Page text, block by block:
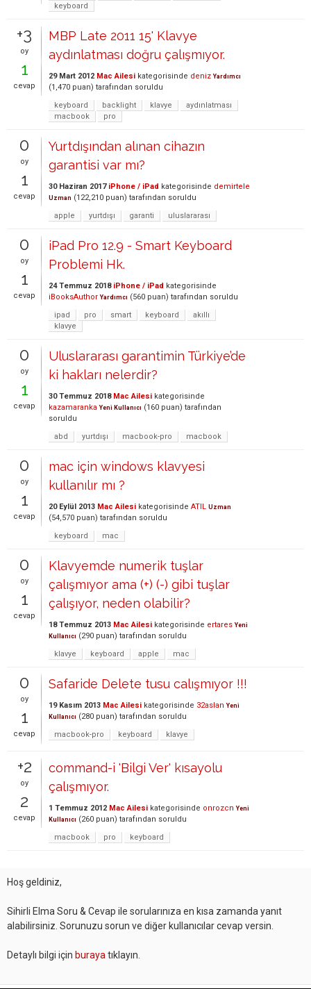
keyboard
+3
oy
1
cevap
MBP Late 2011 15' Klavye
aydınlatması doğru çalışmıyor.
29 Mart 2012 Mac Ailesi kategorisinde deniz Yardımcı
(1,470 puan) tarafından soruldu
keyboard
backlight klavye
aydınlatması
macbook
pro
0
oy
1
cevap
Yurtdışından alınan cihazın
garantisi var mı?
30 Haziran 2017 iPhone / iPad kategorisinde demirtele
Uzman (122,210 puan) tarafından soruldu
apple
yurtdışı garanti uluslararası
0
oy
1
cevap
iPad Pro 12.9 - Smart Keyboard
Problemi Hk.
24 Temmuz 2018 iPhone / iPad kategorisinde
iBooksAuthor Yardımcı (560 puan) tarafından soruldu
ipad
pro smart keyboard
akıllı
klavye
0
oy
1
cevap
Uluslararası garantimin Türkiye’de
ki hakları nelerdir?
30 Temmuz 2018 Mac Ailesi kategorisinde
kazamaranka Yeni Kullanıcı (160 puan) tarafından
soruldu
abd
yurtdışı macbook-pro macbook
0
oy
1
cevap
mac için windows klavyesi
kullanılır mı ?
20 Eylül 2013 Mac Ailesi kategorisinde ATIL Uzman
(54,570 puan) tarafından soruldu
keyboard
mac
0
oy
1
cevap
Klavyemde numerik tuşlar
çalışmıyor ama (+) (-) gibi tuşlar
çalışıyor, neden olabilir?
18 Temmuz 2013 Mac Ailesi kategorisinde ertares Yeni
Kullanıcı (290 puan) tarafından soruldu
klavye
keyboard apple mac
0
oy
1
cevap
Safaride Delete tusu calışmıyor !!!
19 Kasım 2013 Mac Ailesi kategorisinde 32aslan Yeni
Kullanıcı (280 puan) tarafından soruldu
macbook-pro
keyboard klavye
+2
oy
2
cevap
command-i 'Bilgi Ver' kısayolu
çalışmıyor.
1 Temmuz 2012 Mac Ailesi kategorisinde onrozcn Yeni
Kullanıcı (260 puan) tarafından soruldu
macbook
pro keyboard
Hoş geldiniz,
Sihirli Elma Soru & Cevap ile sorularınıza en kısa zamanda yanıt
alabilirsiniz. Sorunuzu sorun ve diğer kullanıcılar cevap versin.
Detaylı bilgi için buraya tıklayın.